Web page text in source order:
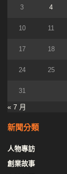
3 4
10 11
17 18
24 25
31
« 7 月
新聞分類
人物專訪
創業故事